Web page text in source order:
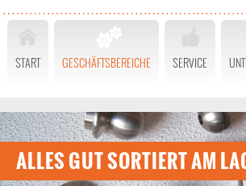
START GESCHÄFTSBEREICHE SERVICE
ALLES GUT SORTIERT AM